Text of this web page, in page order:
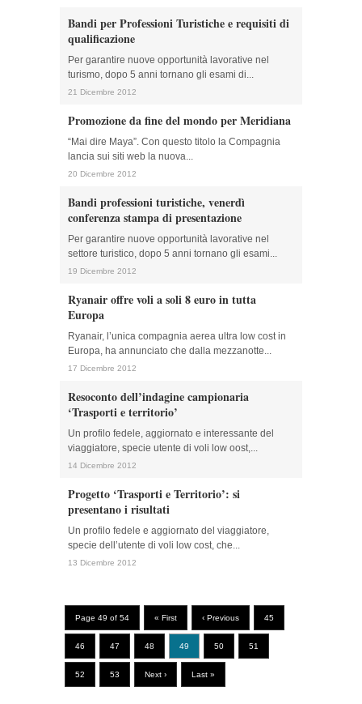
Bandi per Professioni Turistiche e requisiti di
qualificazione
Per garantire nuove opportunità lavorative nel
turismo, dopo 5 anni tornano gli esami di...
21 Dicembre 2012
Promozione da fine del mondo per Meridiana
“Mai dire Maya”. Con questo titolo la Compagnia
lancia sui siti web la nuova...
20 Dicembre 2012
Bandi professioni turistiche, venerdì
conferenza stampa di presentazione
Per garantire nuove opportunità lavorative nel
settore turistico, dopo 5 anni tornano gli esami...
19 Dicembre 2012
Ryanair offre voli a soli 8 euro in tutta
Europa
Ryanair, l’unica compagnia aerea ultra low cost in
Europa, ha annunciato che dalla mezzanotte...
17 Dicembre 2012
Resoconto dell’indagine campionaria
‘Trasporti e territorio’
Un profilo fedele, aggiornato e interessante del
viaggiatore, specie utente di voli low oost,...
14 Dicembre 2012
Progetto ‘Trasporti e Territorio’: si
presentano i risultati
Un profilo fedele e aggiornato del viaggiatore,
specie dell’utente di voli low cost, che...
13 Dicembre 2012
Page 49 of 54 « First ‹ Previous 45
46 47 48 49 50 51
52 53 Next › Last »